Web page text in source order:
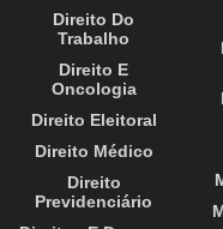
Direito Do
Trabalho
Direito E
Oncologia
Direito Eleitoral
Direito Médico
Direito
Previdenciário